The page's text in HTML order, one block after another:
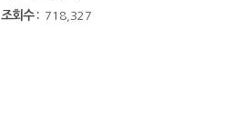
조회수 : 718,327